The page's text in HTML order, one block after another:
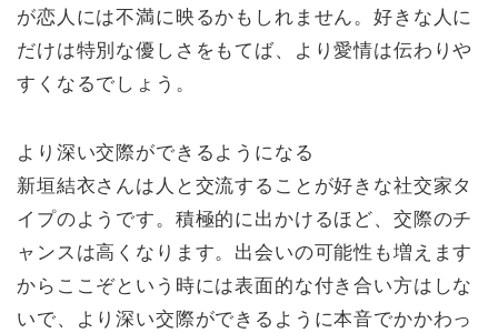
が恋人には不満に映るかもしれません。好きな人に
だけは特別な優しさをもてば、より愛情は伝わりや
すくなるでしょう。
より深い交際ができるようになる
新垣結衣さんは人と交流することが好きな社交家タ
イプのようです。積極的に出かけるほど、交際のチ
ャンスは高くなります。出会いの可能性も増えます
からここぞという時には表面的な付き合い方はしな
いで、より深い交際ができるように本音でかかわっ